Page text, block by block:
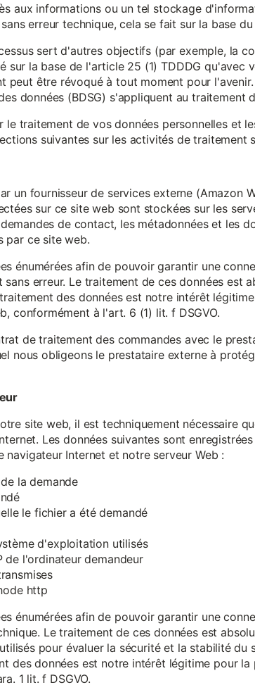
aux informations ou un tel stockage
erreur technique, cela se fait sur la base
sert d'autres objectifs (par exemple, la
sur la base de l'article 25 (1) TDDDG
peut être révoqué à tout moment pour
données (BDSG) s'appliquent au traitement
le traitement de vos données personnelles et
suivantes sur les activités de traitement
un fournisseur de services externe (Amazon
sur ce site web sont stockées sur les
demandes de contact, les métadonnées et les
par ce site web.
énumérées afin de pouvoir garantir une
erreur. Le traitement de ces données est
des données est notre intérêt
conformément à l'art. 6 (1) lit. f DSGVO.
de traitement des commandes avec le
nous obligeons le prestataire externe à
site web, il est techniquement nécessaire
Les données suivantes sont
Internet et notre serveur Web :
la demande
le fichier a été demandé
d'exploitation utilisés
de l'ordinateur demandeur
http
énumérées afin de pouvoir garantir une
Le traitement de ces données est
pour évaluer la sécurité et la stabilité du
des données est notre intérêt légitime pour
1 lit. f DSGVO.